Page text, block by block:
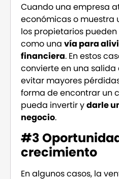
Cuando una empresa
económicas o
los propietarios
como una vía para
financiera. En estos
convierte en una
evitar mayores
forma de encontrar un
pueda invertir ydarle
negocio.
#3
crecimiento
En algunos casos, la